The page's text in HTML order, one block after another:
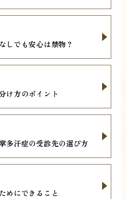
しでも安心は禁物？
け方のポイント
多汗症の受診先の選び方
めにできること